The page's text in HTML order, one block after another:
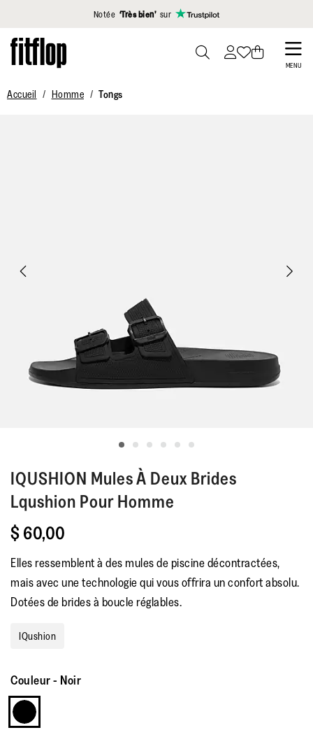
Cliquez pour consulter notre déclaration d'accessibilité
Notée ‘Très bien’ sur
Skip
to
content
MENU
Accueil Homme Tongs
IQUSHION Mules À Deux Brides
Lqushion Pour Homme
$ 60,00
Elles ressemblent à des mules de piscine décontractées,
mais avec une technologie qui vous offrira un confort absolu.
Dotées de brides à boucle réglables.
IQushion
Couleur- Noir